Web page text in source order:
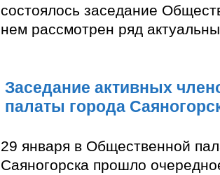
состоялось заседание
нем рассмотрен ряд
Заседание активных
палаты города
29 января в Общественной
Саяногорска прошло